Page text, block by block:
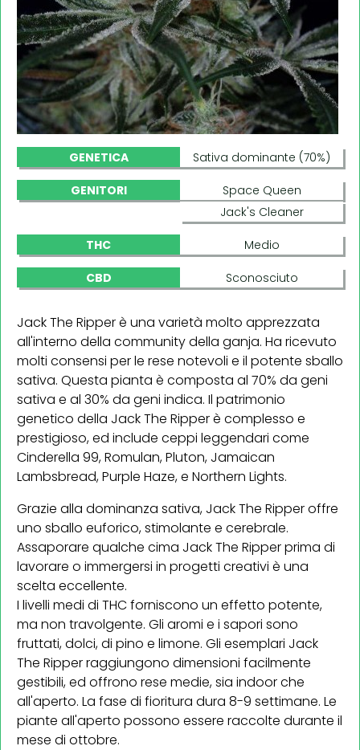
GENETICA Sativa dominante (70%)
GENITORI
Space Queen
Jack's Cleaner
THC Medio
CBD Sconosciuto
Jack The Ripper è una varietà molto apprezzata
all'interno della community della ganja. Ha ricevuto
molti consensi per le rese notevoli e il potente sballo
sativa. Questa pianta è composta al 70% da geni
sativa e al 30% da geni indica. Il patrimonio
genetico della Jack The Ripper è complesso e
prestigioso, ed include ceppi leggendari come
Cinderella 99, Romulan, Pluton, Jamaican
Lambsbread, Purple Haze, e Northern Lights.
Grazie alla dominanza sativa, Jack The Ripper offre
uno sballo euforico, stimolante e cerebrale.
Assaporare qualche cima Jack The Ripper prima di
lavorare o immergersi in progetti creativi è una
scelta eccellente.
I livelli medi di THC forniscono un effetto potente,
ma non travolgente. Gli aromi e i sapori sono
fruttati, dolci, di pino e limone. Gli esemplari Jack
The Ripper raggiungono dimensioni facilmente
gestibili, ed offrono rese medie, sia indoor che
all'aperto. La fase di fioritura dura 8-9 settimane. Le
piante all'aperto possono essere raccolte durante il
mese di ottobre.